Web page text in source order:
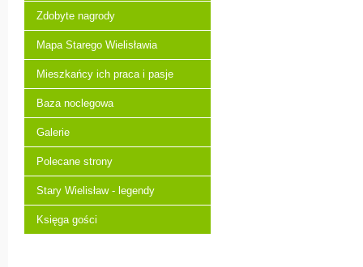
Zdobyte nagrody
Mapa Starego Wielisławia
Mieszkańcy ich praca i pasje
Baza noclegowa
Galerie
Polecane strony
Stary Wielisław - legendy
Księga gości